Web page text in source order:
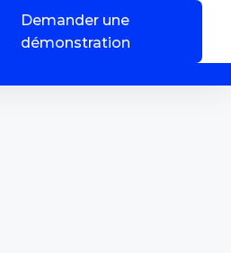
Demander une
démonstration